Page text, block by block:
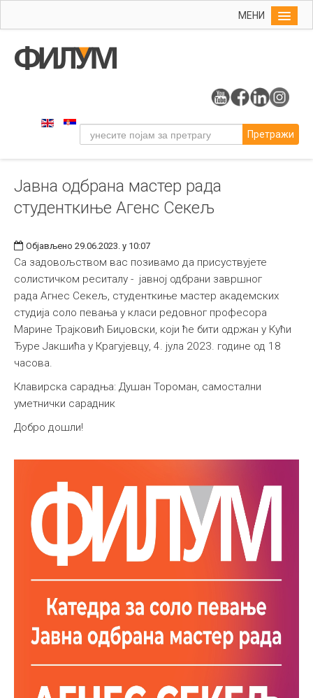
МЕНИ
Упис
Уметност
Музичка уметност
Примењена и ликовна уметност
Издаваштво
Библиотека
Студенти
Међународна
Претражи
Јавна одбрана мастер рада
студенткиње Агенс Секељ
Објављено 29.06.2023. у 10:07
Са задовољством вас позивамо да присуствујете
солистичком реситалу - јавној одбрани завршног
рада Агнес Секељ, студенткиње мастер академских
студија соло певања у класи редовног професора
Марине Трајковић Биџовски, који ће бити одржан у Кући
Ђуре Јакшића у Крагујевцу, 4. јула 2023. године од 18
часова.
Клавирска сарадња: Душан Тороман, самостални
уметнички сарадник
Добро дошли!